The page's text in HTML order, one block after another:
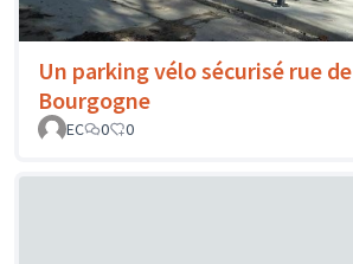
Un parking vélo sécurisé rue de
Bourgogne
EC
0 0